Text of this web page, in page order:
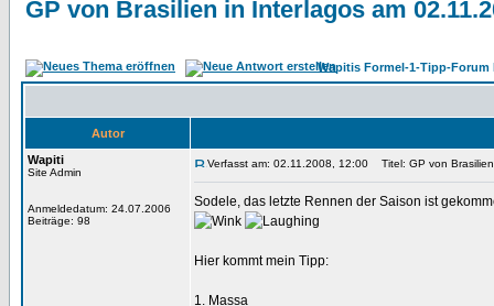
GP von Brasilien in Interlagos am
Wapitis Formel-1-Tipp-Forum
Autor
Wapiti
Site Admin
Anmeldedatum: 24.07.2006
Beiträge: 98
Verfasst am: 02.11.2008, 12:00 Titel: GP von
Sodele, das letzte Rennen der Saison ist
Hier kommt mein Tipp:
1. Massa